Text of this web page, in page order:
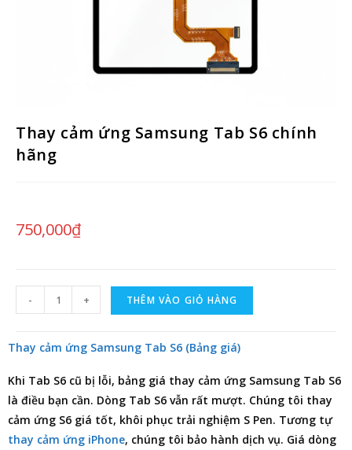
Thay cảm ứng Samsung Tab S6 chính
hãng
750,000₫
- + THÊM VÀO GIỎ HÀNG
Thay cảm ứng Samsung Tab S6 (Bảng giá)
Khi Tab S6 cũ bị lỗi, bảng giá thay cảm ứng Samsung Tab S6
là điều bạn cần. Dòng Tab S6 vẫn rất mượt. Chúng tôi thay
cảm ứng S6 giá tốt, khôi phục trải nghiệm S Pen. Tương tự
thay cảm ứng iPhone, chúng tôi bảo hành dịch vụ. Giá dòng